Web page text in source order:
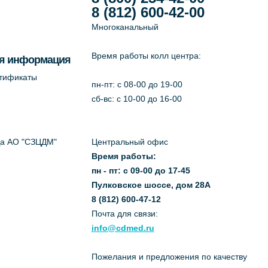
информация
АО "СЗЦДМ"
8 (812) 600-42-00
Многоканальный
Время работы колл центра:
пн-пт: c 08-00 до 19-00
сб-вс: с 10-00 до 16-00
Центральный офис
Время работы:
пн - пт: с 09-00 до 17-45
Пулковское шоссе, дом 28А
8 (812) 600-47-12
Почта для связи:
info@cdmed.ru
Пожелания и предложения по качеству